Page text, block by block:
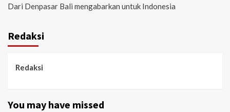
Dari Denpasar Bali mengabarkan untuk Indonesia
Redaksi
Redaksi
You may have missed